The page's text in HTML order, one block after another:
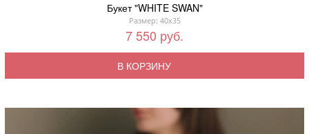
Букет "WHITE SWAN"
Размер: 40x35
7 550 руб.
В КОРЗИНУ